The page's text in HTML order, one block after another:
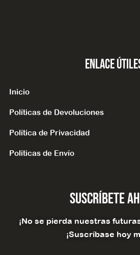
Enlace
Inicio
Políticas de Devoluciones
Política de Privacidad
Politicas de Envío
Suscríbete
¡No se pierda nuestras
¡Suscríbase hoy